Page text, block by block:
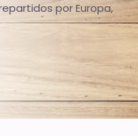
por Europa,